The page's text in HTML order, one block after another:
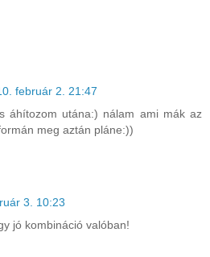
február 2. 21:47
áhítozom utána:) nálam ami mák az
meg aztán pláne:))
3. 10:23
jó kombináció valóban!